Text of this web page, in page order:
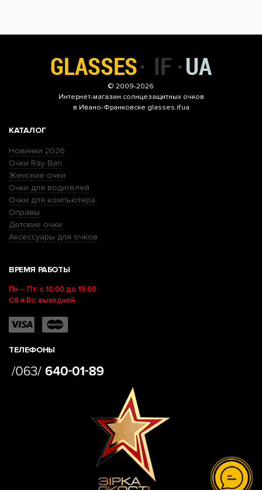
© 2009-2026
Интернет-магазин солнцезащитных очков
в Ивано-Франковске glasses.if.ua
КАТАЛОГ
Новинки 2026
Очки Ray Ban
Женские очки
Очки для водителей
Очки для компьютера
Оправы
Детские очки
Аксессуары для очков
ВРЕМЯ РАБОТЫ
Пн – Пт: с 10:00 до 19:00
Сб и Вс: выходной
ТЕЛЕФОНЫ